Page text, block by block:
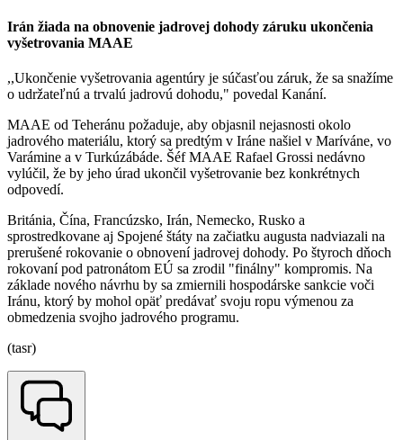
Irán žiada na obnovenie jadrovej dohody záruku ukončenia
vyšetrovania MAAE
,,Ukončenie vyšetrovania agentúry je súčasťou záruk, že sa snažíme
o udržateľnú a trvalú jadrovú dohodu," povedal Kanání.
MAAE od Teheránu požaduje, aby objasnil nejasnosti okolo
jadrového materiálu, ktorý sa predtým v Iráne našiel v Maríváne, vo
Varámine a v Turkúzábáde. Šéf MAAE Rafael Grossi nedávno
vylúčil, že by jeho úrad ukončil vyšetrovanie bez konkrétnych
odpovedí.
Británia, Čína, Francúzsko, Irán, Nemecko, Rusko a
sprostredkovane aj Spojené štáty na začiatku augusta nadviazali na
prerušené rokovanie o obnovení jadrovej dohody. Po štyroch dňoch
rokovaní pod patronátom EÚ sa zrodil "finálny" kompromis. Na
základe nového návrhu by sa zmiernili hospodárske sankcie voči
Iránu, ktorý by mohol opäť predávať svoju ropu výmenou za
obmedzenia svojho jadrového programu.
(tasr)